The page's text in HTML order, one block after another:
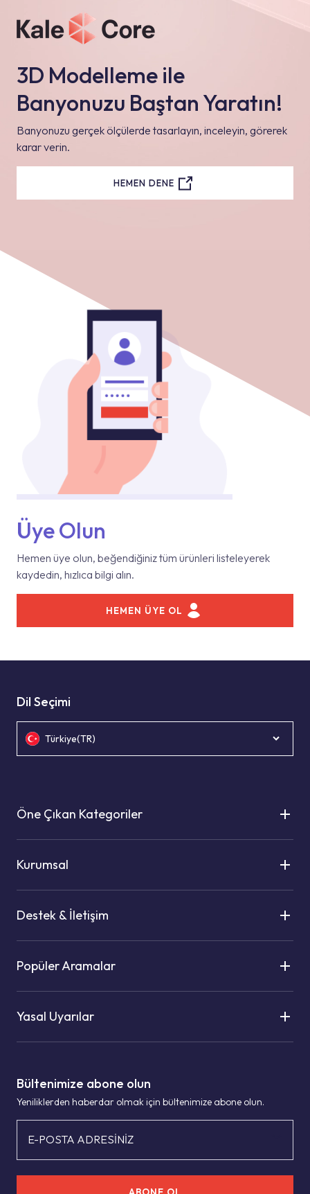
3D Modelleme ile
Banyonuzu Baştan Yaratın!
Banyonuzu gerçek ölçülerde tasarlayın, inceleyin, görerek
karar verin.
HEMEN DENE
Üye Olun
Hemen üye olun, beğendiğiniz tüm ürünleri listeleyerek
kaydedin, hızlıca bilgi alın.
HEMEN ÜYE OL
Bültenimize abone olun
Yeniliklerden haberdar olmak için bültenimize abone olun.
E-POSTA ADRESİNİZ
Dil Seçimi
Türkiye(TR)
Öne Çıkan Kategoriler
Kurumsal
Destek & İletişim
Popüler Aramalar
Yasal Uyarılar